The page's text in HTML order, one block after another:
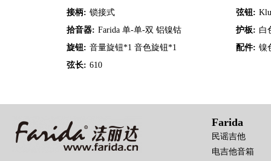
接柄: 锁接式 弦钮:
拾音器: Farida 单-单-双 铝镍钴 护板: 白
旋钮: 音量旋钮*1 音色旋钮*1 配件: 镍
弦长: 610
Farida
民谣吉他
电吉他音箱